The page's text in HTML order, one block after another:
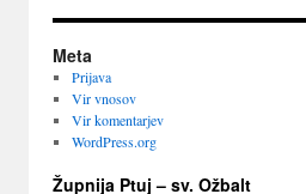
Meta
Prijava
Vir vnosov
Vir komentarjev
WordPress.org
Župnija Ptuj – sv. Ožbalt